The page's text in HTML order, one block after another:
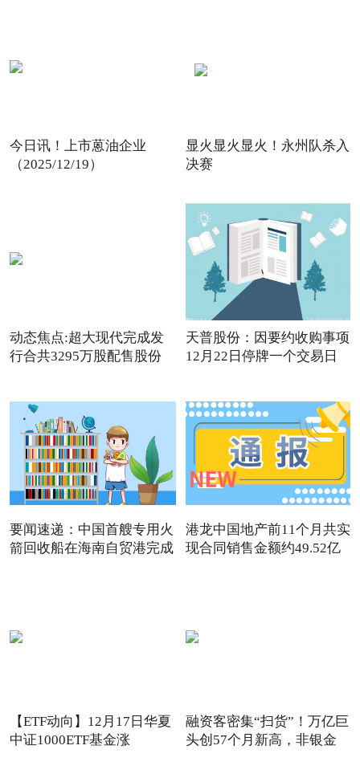
今日讯！上市蒽油企业
（2025/12/19）
显火显火显火！永州队杀入
决赛
动态焦点:超大现代完成发
行合共3295万股配售股份
天普股份：因要约收购事项
12月22日停牌一个交易日
要闻速递：中国首艘专用火
箭回收船在海南自贸港完成
港龙中国地产前11个月共实
现合同销售金额约49.52亿
【ETF动向】12月17日华夏
中证1000ETF基金涨
融资客密集“扫货”！万亿巨
头创57个月新高，非银金